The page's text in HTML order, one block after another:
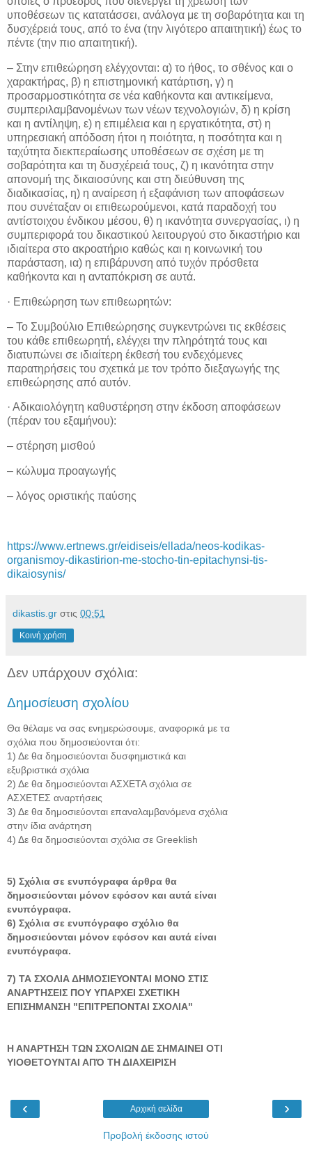
υποθέσεων τις κατατάσσει, ανάλογα με τη σοβαρότητα και τη
δυσχέρειά τους, από το ένα (την λιγότερο απαιτητική) έως το
πέντε (την πιο απαιτητική).
– Στην επιθεώρηση ελέγχονται: α) το ήθος, το σθένος και ο
χαρακτήρας, β) η επιστημονική κατάρτιση, γ) η
προσαρμοστικότητα σε νέα καθήκοντα και αντικείμενα,
συμπεριλαμβανομένων των νέων τεχνολογιών, δ) η κρίση
και η αντίληψη, ε) η επιμέλεια και η εργατικότητα, στ) η
υπηρεσιακή απόδοση ήτοι η ποιότητα, η ποσότητα και η
ταχύτητα διεκπεραίωσης υποθέσεων σε σχέση με τη
σοβαρότητα και τη δυσχέρειά τους, ζ) η ικανότητα στην
απονομή της δικαιοσύνης και στη διεύθυνση της
διαδικασίας, η) η αναίρεση ή εξαφάνιση των αποφάσεων
που συνέταξαν οι επιθεωρούμενοι, κατά παραδοχή του
αντίστοιχου ένδικου μέσου, θ) η ικανότητα συνεργασίας, ι) η
συμπεριφορά του δικαστικού λειτουργού στο δικαστήριο και
ιδιαίτερα στο ακροατήριο καθώς και η κοινωνική του
παράσταση, ια) η επιβάρυνση από τυχόν πρόσθετα
καθήκοντα και η ανταπόκριση σε αυτά.
· Επιθεώρηση των επιθεωρητών:
– Το Συμβούλιο Επιθεώρησης συγκεντρώνει τις εκθέσεις
του κάθε επιθεωρητή, ελέγχει την πληρότητά τους και
διατυπώνει σε ιδιαίτερη έκθεσή του ενδεχόμενες
παρατηρήσεις του σχετικά με τον τρόπο διεξαγωγής της
επιθεώρησης από αυτόν.
· Αδικαιολόγητη καθυστέρηση στην έκδοση αποφάσεων
(πέραν του εξαμήνου):
– στέρηση μισθού
– κώλυμα προαγωγής
– λόγος οριστικής παύσης
https://www.ertnews.gr/eidiseis/ellada/neos-kodikas-
organismoy-dikastirion-me-stocho-tin-epitachynsi-tis-
dikaiosynis/
dikastis.gr στις 00:51
Κοινή χρήση
Δεν υπάρχουν σχόλια:
Δημοσίευση σχολίου
Θα θέλαμε να σας ενημερώσουμε, αναφορικά με τα
σχόλια που δημοσιεύονται ότι:
1) Δε θα δημοσιεύονται δυσφημιστικά και
εξυβριστικά σχόλια
2) Δε θα δημοσιεύονται ΑΣΧΕΤΑ σχόλια σε
ΑΣΧΕΤΕΣ αναρτήσεις
3) Δε θα δημοσιεύονται επαναλαμβανόμενα σχόλια
στην ίδια ανάρτηση
4) Δε θα δημοσιεύονται σχόλια σε Greeklish
5) Σχόλια σε ενυπόγραφα άρθρα θα
δημοσιεύονται μόνον εφόσον και αυτά είναι
ενυπόγραφα.
6) Σχόλια σε ενυπόγραφο σχόλιο θα
δημοσιεύονται μόνον εφόσον και αυτά είναι
ενυπόγραφα.
7) ΤΑ ΣΧΟΛΙΑ ΔΗΜΟΣΙΕΥΟΝΤΑΙ ΜΟΝΟ ΣΤΙΣ
ΑΝΑΡΤΗΣΕΙΣ ΠΟΥ ΥΠΑΡΧΕΙ ΣΧΕΤΙΚΗ
ΕΠΙΣΗΜΑΝΣΗ "ΕΠΙΤΡΕΠΟΝΤΑΙ ΣΧΟΛΙΑ"
Η ΑΝΑΡΤΗΣΗ ΤΩΝ ΣΧΟΛΙΩΝ ΔΕ ΣΗΜΑΙΝΕΙ ΟΤΙ
ΥΙΟΘΕΤΟΥΝΤΑΙ ΑΠΌ ΤΗ ΔΙΑΧΕΙΡΙΣΗ
‹ ›
Αρχική σελίδα
Προβολή έκδοσης ιστού